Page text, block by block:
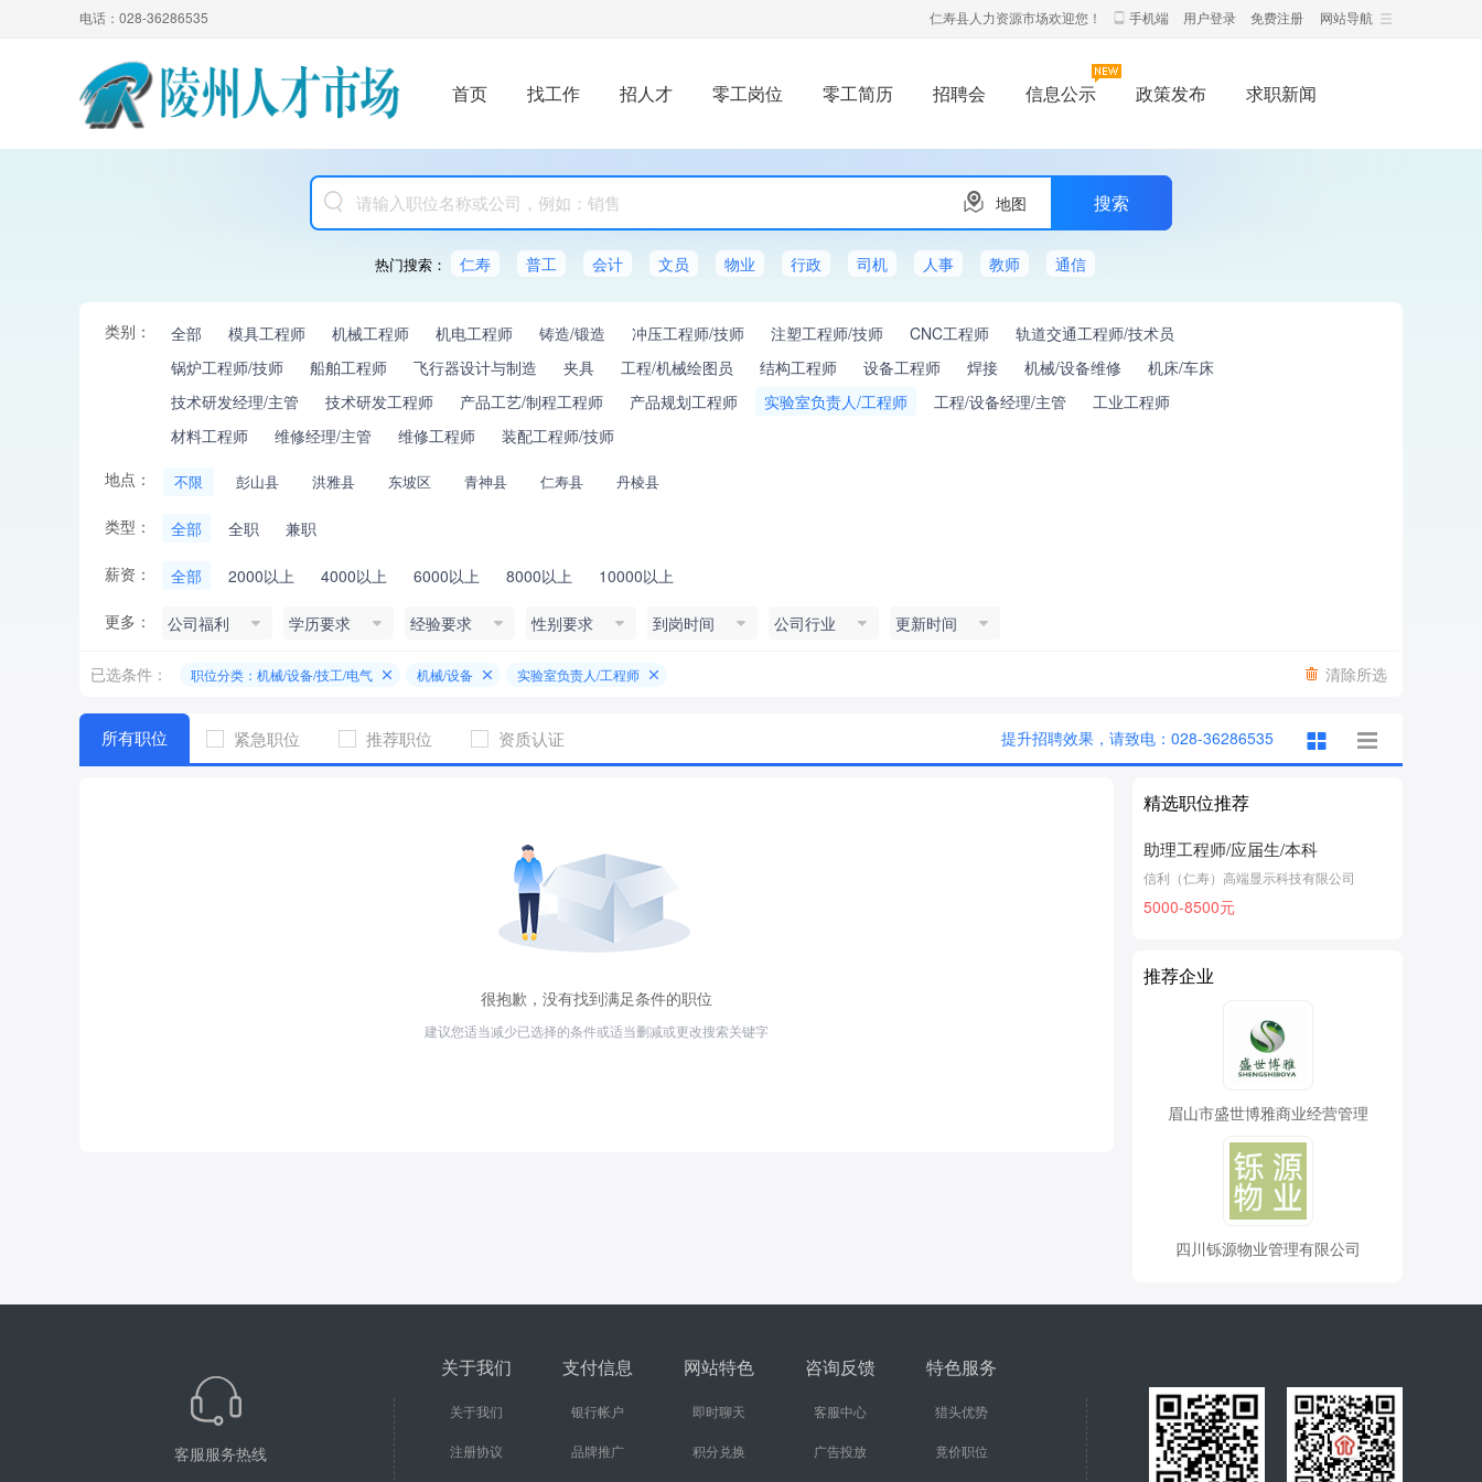
电话：028-36286535 网站导航
仁寿县人力资源市场欢迎您！ 手机端 用户登录 免费注册
首页 找工作 招人才 零工岗位 零工简历 招聘会 信息公示 政策发布 求职新闻
地图
热门搜索： 仁寿 普工 会计 文员 物业 行政 司机 人事 教师 通信
类别： 全部 模具工程师 机械工程师 机电工程师 铸造/锻造 冲压工程师/技师 注塑工程师/技师 CNC工程师
轨道交通工程师/技术员
锅炉工程师/技师
船舶工程师 飞行器设计与制造 夹具 工程/机械绘图员 结构工程师 设备工程师 焊接 机械/设备维修
机床/车床
技术研发经理/主管
技术研发工程师 产品工艺/制程工程师 产品规划工程师 实验室负责人/工程师 工程/设备经理/主管
工业工程师
材料工程师
维修经理/主管 维修工程师
装配工程师/技师
地点：
不限 彭山县 洪雅县 东坡区 青神县 仁寿县 丹棱县
类型： 全部 全职 兼职
薪资： 全部 2000以上 4000以上 6000以上 8000以上 10000以上
更多： 公司福利 学历要求 经验要求 性别要求 到岗时间 公司行业 更新时间
清除所选
已选条件： 职位分类：机械/设备/技工/电气 机械/设备 实验室负责人/工程师
所有职位 紧急职位 推荐职位 资质认证 提升招聘效果，请致电：028-36286535
很抱歉，没有找到满足条件的职位
建议您适当减少已选择的条件或适当删减或更改搜索关键字
精选职位推荐
助理工程师/应届生/本科
信利（仁寿）高端显示科技有限公司
5000-8500元
推荐企业
眉山市盛世博雅商业经营管理
四川铄源物业管理有限公司
客服服务热线
关于我们
关于我们
注册协议
支付信息
银行帐户
品牌推广
网站特色
即时聊天
积分兑换
咨询反馈
客服中心
广告投放
特色服务
猎头优势
竟价职位